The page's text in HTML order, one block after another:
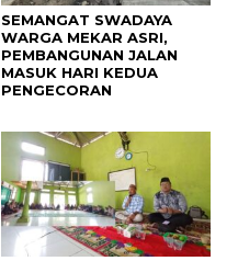
SEMANGAT SWADAYA
WARGA MEKAR ASRI,
PEMBANGUNAN JALAN
MASUK HARI KEDUA
PENGECORAN